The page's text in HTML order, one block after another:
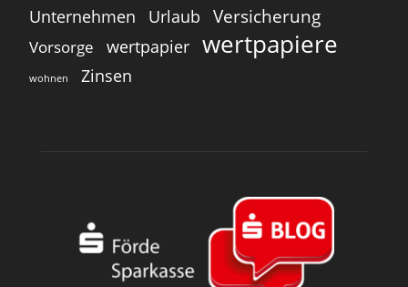
Unternehmen Urlaub Versicherung
Vorsorge wertpapier wertpapiere
wohnen Zinsen